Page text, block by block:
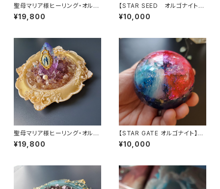
聖母マリア様ヒーリング・オルゴ
ナイト～マリアピンクの光～
¥19,800
【STAR SEED オルゴナイト】
～あなたへのメッセージ付き
¥10,000
聖母マリア様ヒーリング・オルゴ
ナイト～ディヴァインゴールドの
祈り～
¥19,800
【STAR GATE オルゴナイト】あ
なたへのメッセージ付き
¥10,000